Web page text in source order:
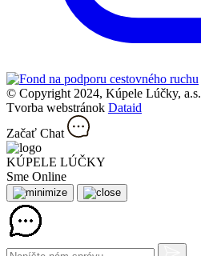
© Copyright 2024, Kúpele Lúčky, a.s.
Tvorba webstránok Dataid
Začať Chat
KÚPELE LÚČKY
Sme Online